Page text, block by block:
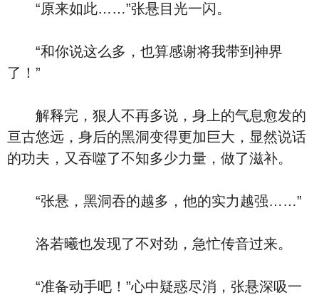
“原来如此……”张悬目光一闪。
“和你说这么多，也算感谢将我带到神界
了！”
解释完，狠人不再多说，身上的气息愈发的
亘古悠远，身后的黑洞变得更加巨大，显然说话
的功夫，又吞噬了不知多少力量，做了滋补。
“张悬，黑洞吞的越多，他的实力越强……”
洛若曦也发现了不对劲，急忙传音过来。
“准备动手吧！”心中疑惑尽消，张悬深吸一